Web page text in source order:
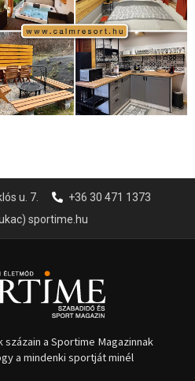
u. 7.
+36 30 471 1373
sportime.hu
százain a Sportime Magazinnak
a mindenki sportját minél